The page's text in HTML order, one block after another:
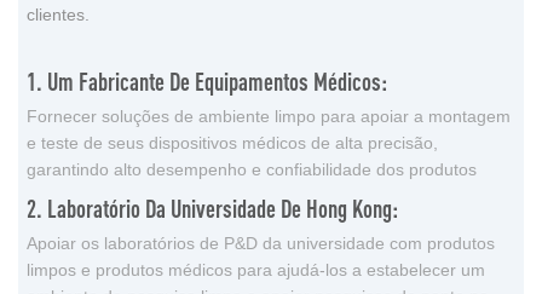
clientes.
1. Um Fabricante De Equipamentos Médicos:
Fornecer soluções de ambiente limpo para apoiar a montagem
e teste de seus dispositivos médicos de alta precisão,
garantindo alto desempenho e confiabilidade dos produtos
2. Laboratório Da Universidade De Hong Kong:
Apoiar os laboratórios de P&D da universidade com produtos
limpos e produtos médicos para ajudá-los a estabelecer um